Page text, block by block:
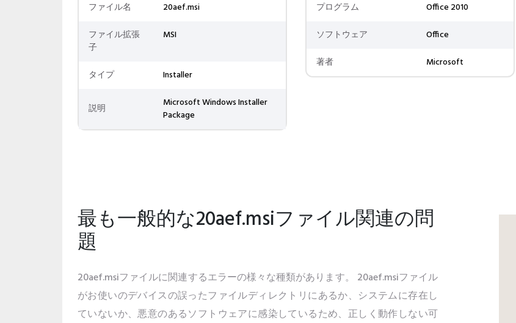
ファイル名
20aef.msi
ファイル拡張
子
MSI
タイプ Installer
説明
Microsoft Windows Installer
Package
プログラム
Office 2010
ソフトウェア
Office
著者
Microsoft
最も一般的な20aef.msiファイル関連の問
題
20aef.msiファイルに関連するエラーの様々な種類があります。 20aef.msiファイル
がお使いのデバイスの誤ったファイルディレクトリにあるか、システムに存在し
ていないか、悪意のあるソフトウェアに感染しているため、正しく動作しない可